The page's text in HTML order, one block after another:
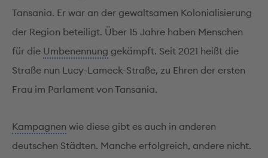
Tansania. Er war an der gewaltsamen Kolonialisierung
der Region beteiligt. Über 15 Jahre haben Menschen
für die Umbenennung gekämpft. Seit 2021 heißt die
Straße nun Lucy-Lameck-Straße, zu Ehren der ersten
Frau im Parlament von Tansania.
Kampagnen wie diese gibt es auch in anderen
deutschen Städten. Manche erfolgreich, andere nicht.